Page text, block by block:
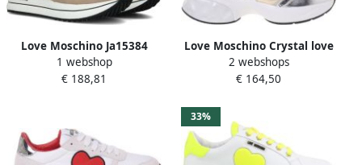
Love Moschino Ja15384
Lage sneakers Dames Goud
1 webshop
€ 188,81
Love Moschino Crystal love
chunky leren sneakers
zilver goud beige
2 webshops
€ 164,50
33%